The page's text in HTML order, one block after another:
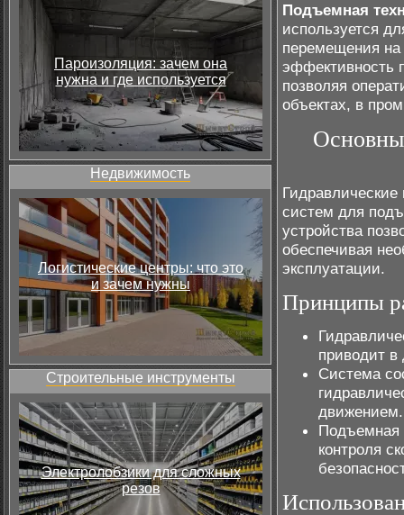
Пароизоляция: зачем она
нужна и где используется
Недвижимость
Логистические центры: что это
и зачем нужны
Строительные инструменты
Электролобзики для сложных
резов
Подъемная
используется
перемещения на
эффективность
позволяя
объектах, в
систем для
устройства
обеспечивая
эксплуатации.
Принципы
приводит
Система
движением.
Подъемная
контроля